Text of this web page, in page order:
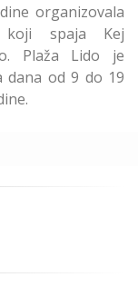
organizovala
koji spaja Kej
Plaža Lido je
dana od 9 do 19